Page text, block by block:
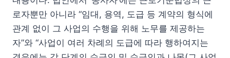
로자뿐만 아니라 “임대, 용역, 도급 등 계약의 형식에
관계 없이 그 사업의 수행을 위해 노무를 제공하는
자”와 “사업이 여러 차례의 도급에 따라 행하여지는